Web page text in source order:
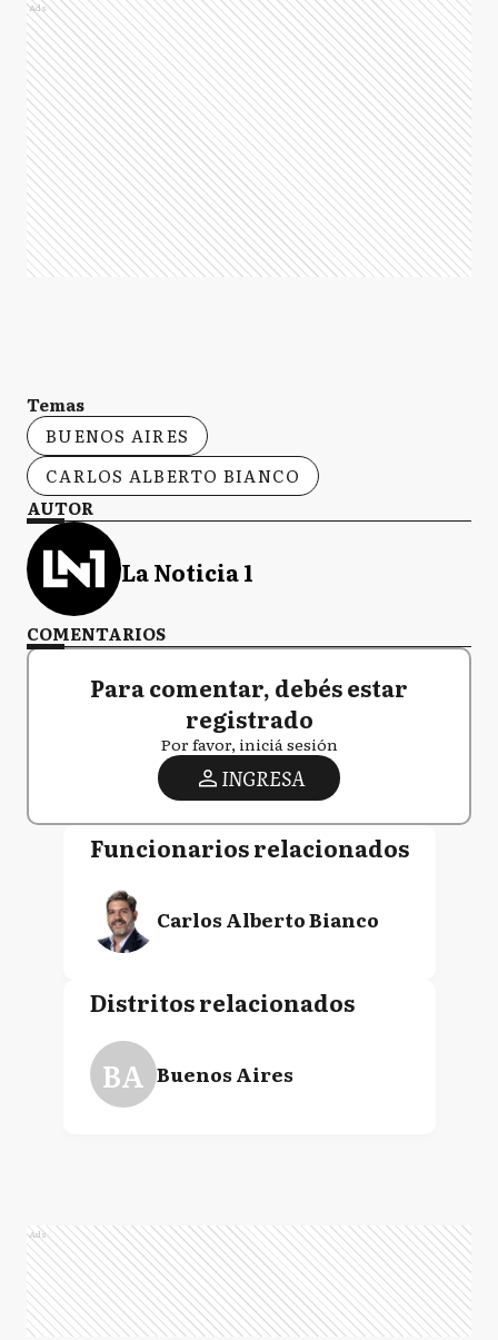
Ads
Temas
BUENOS AIRES
CARLOS ALBERTO BIANCO
AUTOR
La Noticia 1
COMENTARIOS
Para comentar, debés estar
registrado
Por favor, iniciá sesión
INGRESA
Funcionarios relacionados
Carlos Alberto Bianco
Distritos relacionados
BA Buenos Aires
Ads